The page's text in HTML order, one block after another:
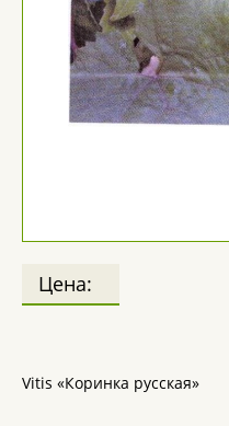
Цена:
Vitis «Коринка русская»